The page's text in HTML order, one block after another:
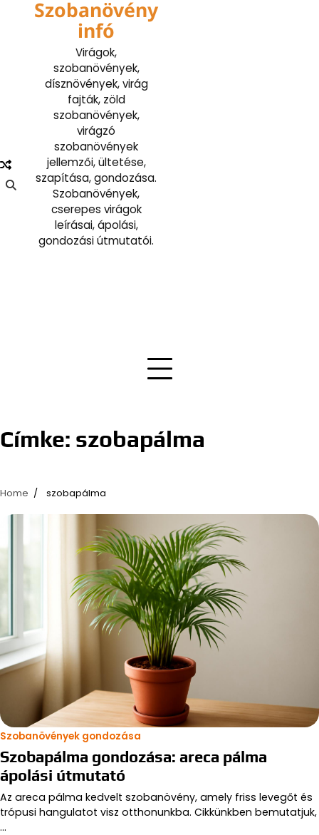
Szobanövény
infó
Virágok,
szobanövények,
dísznövények, virág
fajták, zöld
szobanövények,
virágzó
szobanövények
jellemzői, ültetése,
szapítása, gondozása.
Szobanövények,
cserepes virágok
leírásai, ápolási,
gondozási útmutatói.
Címke: szobapálma
Home szobapálma
Szobanövények gondozása
Szobapálma gondozása: areca pálma
ápolási útmutató
Az areca pálma kedvelt szobanövény, amely friss levegőt és
trópusi hangulatot visz otthonunkba. Cikkünkben bemutatjuk,
…